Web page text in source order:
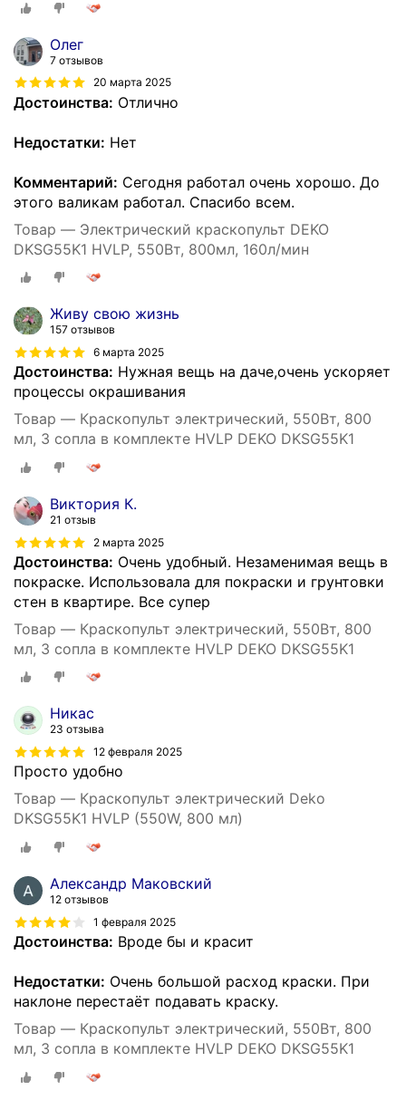
Олег
7 отзывов
20 марта 2025
Достоинства: Отлично
Недостатки: Нет
Комментарий: Сегодня работал очень хорошо. До
этого валикам работал. Спасибо всем.
Товар — Электрический краскопульт DEKO
DKSG55K1 HVLP, 550Вт, 800мл, 160л/мин
Живу свою жизнь
157 отзывов
6 марта 2025
Достоинства: Нужная вещь на даче,очень ускоряет
процессы окрашивания
Товар — Краскопульт электрический, 550Вт, 800
мл, 3 сопла в комплекте HVLP DEKO DKSG55K1
Виктория К.
21 отзыв
2 марта 2025
Достоинства: Очень удобный. Незаменимая вещь в
покраске. Использовала для покраски и грунтовки
стен в квартире. Все супер
Товар — Краскопульт электрический, 550Вт, 800
мл, 3 сопла в комплекте HVLP DEKO DKSG55K1
Никас
23 отзыва
12 февраля 2025
Просто удобно
Товар — Краскопульт электрический Deko
DKSG55K1 HVLP (550W, 800 мл)
Александр Маковский
12 отзывов
1 февраля 2025
Достоинства: Вроде бы и красит
Недостатки: Очень большой расход краски. При
наклоне перестаёт подавать краску.
Товар — Краскопульт электрический, 550Вт, 800
мл, 3 сопла в комплекте HVLP DEKO DKSG55K1